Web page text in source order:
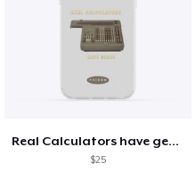
Real Calculators have gears
$25